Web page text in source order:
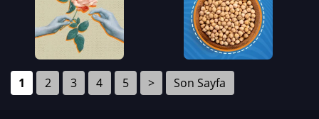
1 2 3 4 5 > Son Sayfa